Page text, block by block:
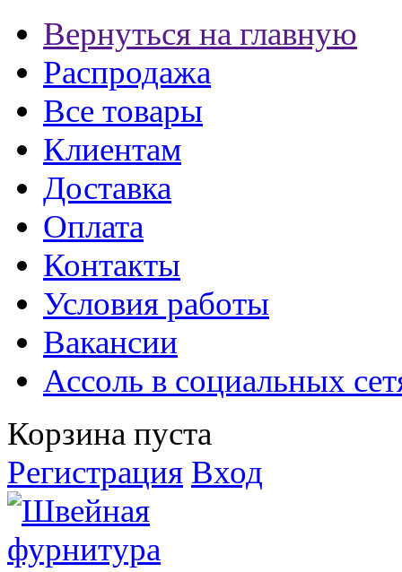
Вернуться на главную
Распродажа
Все товары
Клиентам
Доставка
Оплата
Контакты
Условия работы
Вакансии
Ассоль в социальных
Корзина пуста
Регистрация Вход